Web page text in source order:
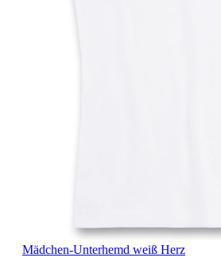
Mädchen-Unterhemd weiß Herz